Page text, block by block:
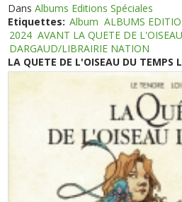
DansAlbums Editions Spéciales
Etiquettes: Album ALBUMS
2024 AVANT LA QUETE DE
DARGAUD/LIBRAIRIE NATION
LA QUETE DE L'OISEAU DU TEMPS